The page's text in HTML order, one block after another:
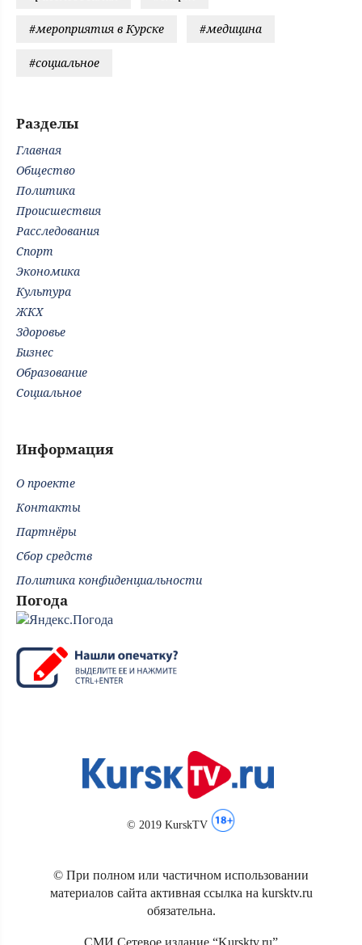
#мероприятия в Курске #медицина
#социальное
Разделы
Главная
Общество
Политика
Происшествия
Расследования
Спорт
Экономика
Культура
ЖКХ
Здоровье
Бизнес
Образование
Социальное
Информация
О проекте
Контакты
Партнёры
Сбор средств
Политика конфиденциальности
Погода
© 2019 KurskTV
© При полном или частичном использовании
материалов сайта активная ссылка на kursktv.ru
обязательна.
СМИ Сетевое издание “Kursktv.ru”